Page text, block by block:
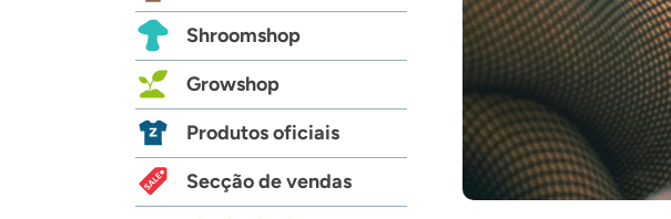
Shroomshop
Growshop
Produtos oficiais
Secção de vendas